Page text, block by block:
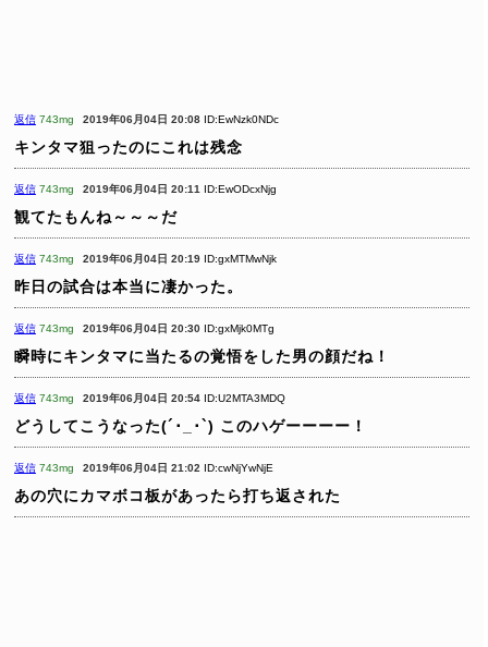
返信 743mg 2019年06月04日 20:08 ID:EwNzk0NDc
キンタマ狙ったのにこれは残念
返信 743mg 2019年06月04日 20:11 ID:EwODcxNjg
観てたもんね～～～だ
返信 743mg 2019年06月04日 20:19 ID:gxMTMwNjk
昨日の試合は本当に凄かった。
返信 743mg 2019年06月04日 20:30 ID:gxMjk0MTg
瞬時にキンタマに当たるの覚悟をした男の顔だね！
返信 743mg 2019年06月04日 20:54 ID:U2MTA3MDQ
どうしてこうなった(´･_･`) このハゲーーーー！
返信 743mg 2019年06月04日 21:02 ID:cwNjYwNjE
あの穴にカマボコ板があったら打ち返された